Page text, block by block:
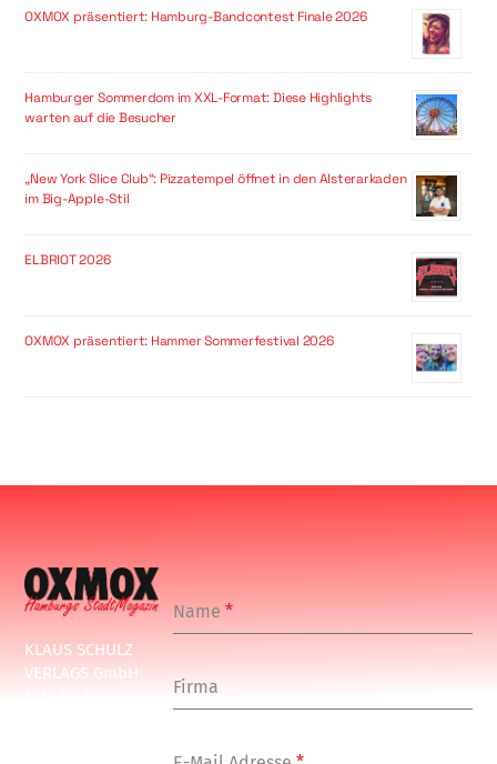
OXMOX präsentiert: Hamburg-Bandcontest Finale 2026
Hamburger Sommerdom im XXL-Format: Diese Highlights
warten auf die Besucher
„New York Slice Club“: Pizzatempel öffnet in den Alsterarkaden
im Big-Apple-Stil
ELBRIOT 2026
OXMOX präsentiert: Hammer Sommerfestival 2026
KLAUS SCHULZ
VERLAGS GmbH
Name*
Firma